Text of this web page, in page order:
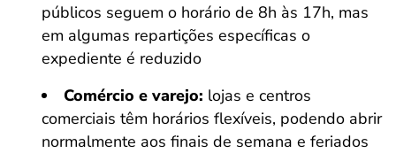
públicos seguem o horário de 8h às 17h, mas
em algumas repartições específicas o
expediente é reduzido
Comércio e varejo: lojas e centros
comerciais têm horários flexíveis, podendo abrir
normalmente aos finais de semana e feriados